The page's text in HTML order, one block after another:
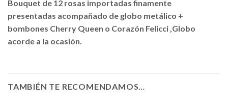
Bouquet de 12 rosas importadas finamente
presentadas acompañado de globo metálico +
bombones Cherry Queen o Corazón Felicci ,Globo
acorde a la ocasión.
TAMBIÉN TE RECOMENDAMOS…